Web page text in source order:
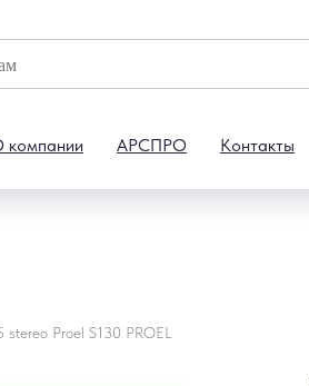
компании АРСПРО Контакты
stereo Proel S130 PROEL